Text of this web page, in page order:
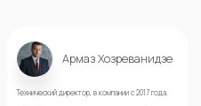
Армаз Хозреванидзе
Технический директор, в компании с 2017 года.